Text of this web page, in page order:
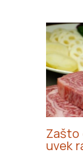
Zašto
uvek